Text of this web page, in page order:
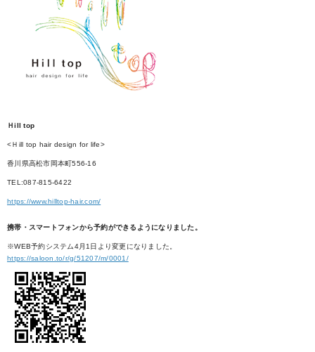
Ｈill top
<Ｈill top hair design for life>
香川県高松市岡本町556-16
TEL:087-815-6422
https://www.hilltop-hair.com/
携帯・スマートフォンから予約ができるようになりました。
※WEB予約システム4月1日より変更になりました。
https://saloon.to/r/g/51207/m/0001/